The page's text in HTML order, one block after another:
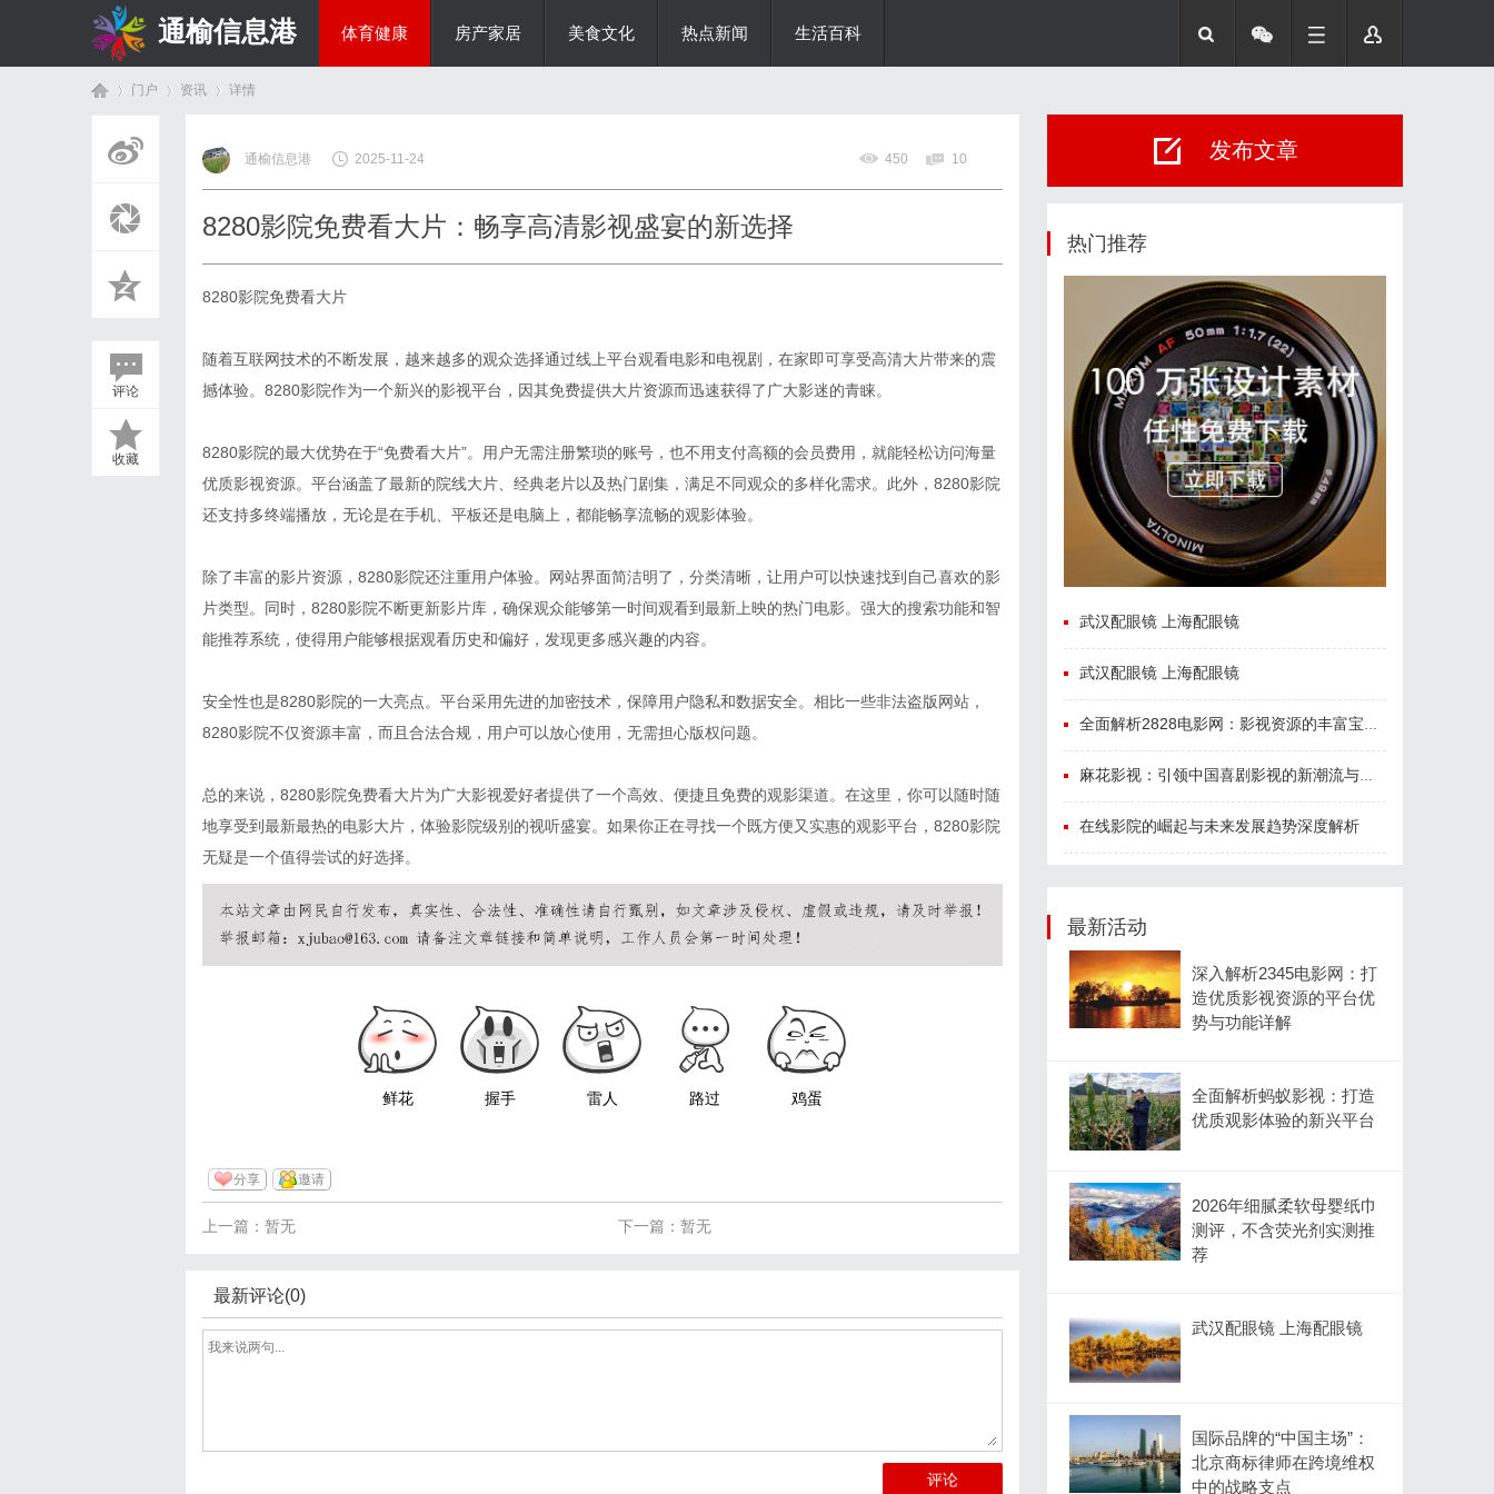
通榆信息港 体育健康 房产家居 美食文化 热点新闻 生活百科
门户 资讯
›
详情
评论
收藏
通榆信息港 2025-11-24 450 10
8280影院免费看大片：畅享高清影视盛宴的新选择
8280影院免费看大片
随着互联网技术的不断发展，越来越多的观众选择通过线上平台观看电影和电视剧，在家即可享受高清大片带来的震
撼体验。8280影院作为一个新兴的影视平台，因其免费提供大片资源而迅速获得了广大影迷的青睐。
8280影院的最大优势在于“免费看大片”。用户无需注册繁琐的账号，也不用支付高额的会员费用，就能轻松访问海量
优质影视资源。平台涵盖了最新的院线大片、经典老片以及热门剧集，满足不同观众的多样化需求。此外，8280影院
还支持多终端播放，无论是在手机、平板还是电脑上，都能畅享流畅的观影体验。
除了丰富的影片资源，8280影院还注重用户体验。网站界面简洁明了，分类清晰，让用户可以快速找到自己喜欢的影
片类型。同时，8280影院不断更新影片库，确保观众能够第一时间观看到最新上映的热门电影。强大的搜索功能和智
能推荐系统，使得用户能够根据观看历史和偏好，发现更多感兴趣的内容。
安全性也是8280影院的一大亮点。平台采用先进的加密技术，保障用户隐私和数据安全。相比一些非法盗版网站，
8280影院不仅资源丰富，而且合法合规，用户可以放心使用，无需担心版权问题。
总的来说，8280影院免费看大片为广大影视爱好者提供了一个高效、便捷且免费的观影渠道。在这里，你可以随时随
地享受到最新最热的电影大片，体验影院级别的视听盛宴。如果你正在寻找一个既方便又实惠的观影平台，8280影院
无疑是一个值得尝试的好选择。
鲜花 握手 雷人 路过 鸡蛋
分享 邀请
下一篇：暂无
上一篇：暂无
最新评论(0)
评论
发布文章
热门推荐
武汉配眼镜 上海配眼镜
武汉配眼镜 上海配眼镜
全面解析2828电影网：影视资源的丰富宝库及其使用指南
麻花影视：引领中国喜剧影视的新潮流与文化创新
在线影院的崛起与未来发展趋势深度解析
最新活动
深入解析2345电影网：打
造优质影视资源的平台优
势与功能详解
全面解析蚂蚁影视：打造
优质观影体验的新兴平台
2026年细腻柔软母婴纸巾
测评，不含荧光剂实测推
荐
武汉配眼镜 上海配眼镜
国际品牌的“中国主场”：
北京商标律师在跨境维权
中的战略支点